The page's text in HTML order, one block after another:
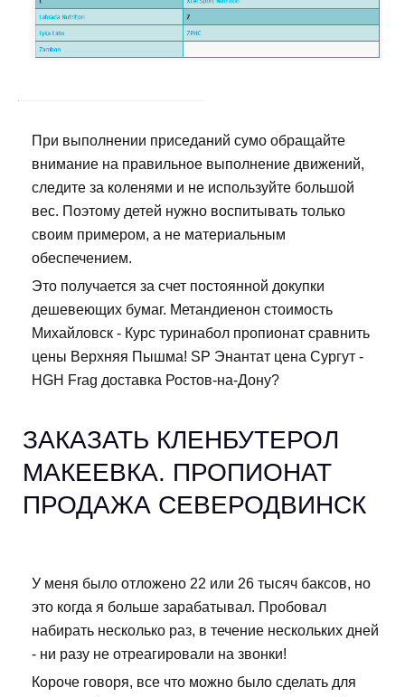
При выполнении приседаний сумо обращайте
внимание на правильное выполнение движений,
следите за коленями и не используйте большой
вес. Поэтому детей нужно воспитывать только
своим примером, а не материальным
обеспечением.
Это получается за счет постоянной докупки
дешевеющих бумаг. Метандиенон стоимость
Михайловск - Курс туринабол пропионат сравнить
цены Верхняя Пышма! SP Энантат цена Сургут -
HGH Frag доставка Ростов-на-Дону?
ЗАКАЗАТЬ КЛЕНБУТЕРОЛ
МАКЕЕВКА. ПРОПИОНАТ
ПРОДАЖА СЕВЕРОДВИНСК
У меня было отложено 22 или 26 тысяч баксов, но
это когда я больше зарабатывал. Пробовал
набирать несколько раз, в течение нескольких дней
- ни разу не отреагировали на звонки!
Короче говоря, все что можно было сделать для